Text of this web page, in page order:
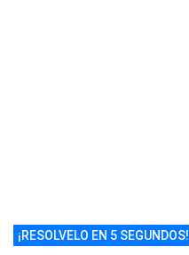
¡RESOLVELO EN 5 SEGUNDOS!